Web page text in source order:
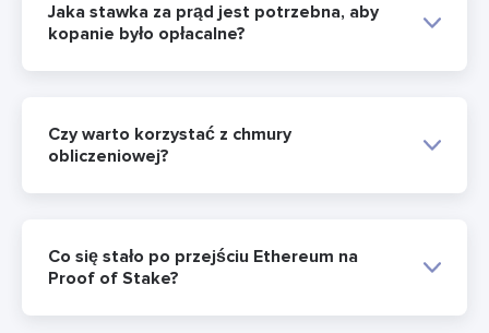
Jaka stawka za prąd jest potrzebna, aby
kopanie było opłacalne?
Czy warto korzystać z chmury
obliczeniowej?
Co się stało po przejściu Ethereum na
Proof of Stake?